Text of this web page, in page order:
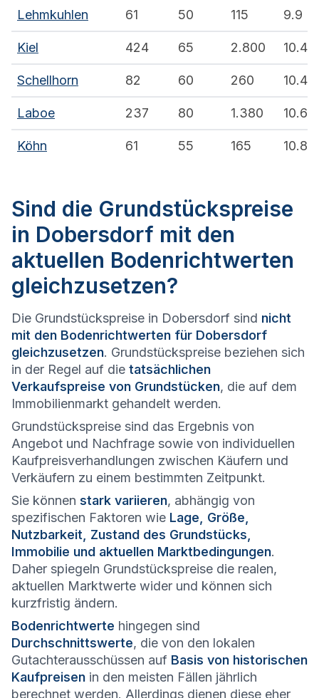
Lehmkuhlen 61 50 115 9.9
Kiel 424 65 2.800 10.4
Schellhorn 82 60 260 10.4
Laboe 237 80 1.380 10.6
Köhn 61 55 165 10.8
Sind die Grundstückspreise
in Dobersdorf mit den
aktuellen Bodenrichtwerten
gleichzusetzen?
Die Grundstückspreise in Dobersdorf sind nicht
mit den Bodenrichtwerten für Dobersdorf
gleichzusetzen. Grundstückspreise beziehen sich
in der Regel auf die tatsächlichen
Verkaufspreise von Grundstücken, die auf dem
Immobilienmarkt gehandelt werden.
Grundstückspreise sind das Ergebnis von
Angebot und Nachfrage sowie von individuellen
Kaufpreisverhandlungen zwischen Käufern und
Verkäufern zu einem bestimmten Zeitpunkt.
Sie können stark variieren, abhängig von
spezifischen Faktoren wie Lage, Größe,
Nutzbarkeit, Zustand des Grundstücks,
Immobilie und aktuellen Marktbedingungen.
Daher spiegeln Grundstückspreise die realen,
aktuellen Marktwerte wider und können sich
kurzfristig ändern.
Bodenrichtwerte hingegen sind
Durchschnittswerte, die von den lokalen
Gutachterausschüssen auf Basis von historischen
Kaufpreisen in den meisten Fällen jährlich
berechnet werden. Allerdings dienen diese eher